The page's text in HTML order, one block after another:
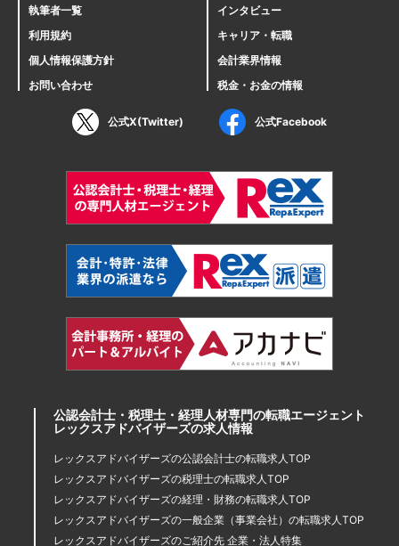
執筆者一覧
利用規約
個人情報保護方針
お問い合わせ
インタビュー
キャリア・転職
会計業界情報
税金・お金の情報
公式X(Twitter) 公式Facebook
公認会計士・税理士・経理人材専門の転職エージェント
レックスアドバイザーズの求人情報
レックスアドバイザーズの公認会計士の転職求人TOP
レックスアドバイザーズの税理士の転職求人TOP
レックスアドバイザーズの経理・財務の転職求人TOP
レックスアドバイザーズの一般企業（事業会社）の転職求人TOP
レックスアドバイザーズのご紹介先 企業・法人特集